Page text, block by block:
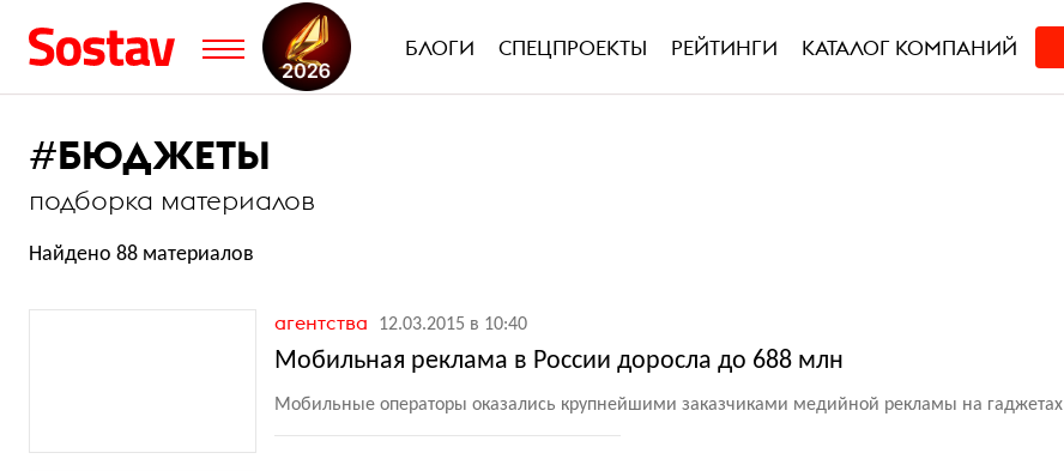
БЛОГИ СПЕЦПРОЕКТЫ РЕЙТИНГИ КАТАЛОГ КОМПАНИЙ
#БЮДЖЕТЫ
подборка материалов
Найдено 88 материалов
агентства 12.03.2015 в 10:40
Мобильная реклама в России доросла до 688 млн
Мобильные операторы оказались крупнейшими заказчиками медийной рекламы на гаджетах